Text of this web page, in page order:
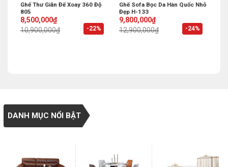
-22%
Ghế Thư Giãn Đế Xoay 360 Độ
805
10,900,000₫
Original
price
was:
8,500,000₫
Current
price
is:
-24%
Ghế Sofa Bọc Da Hàn Quốc Nhỏ
Đẹp H-133
12,900,000₫
Original
price
was:
9,800,000₫
Current
price
is:
DANH MỤC NỔI BẬT